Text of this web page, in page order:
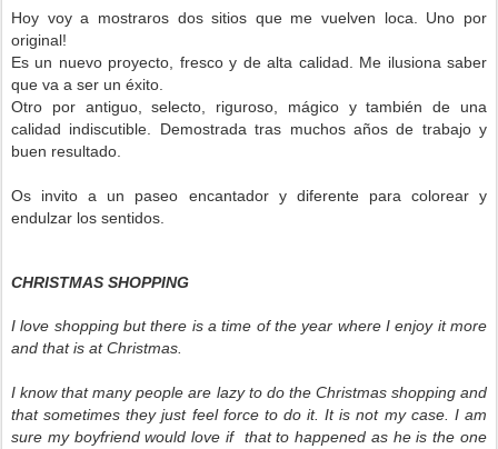
Hoy voy a mostraros dos sitios que me vuelven loca. Uno por
original!
Es un nuevo proyecto, fresco y de alta calidad. Me ilusiona saber
que va a ser un éxito.
Otro por antiguo, selecto, riguroso, mágico y también de una
calidad indiscutible. Demostrada tras muchos años de trabajo y
buen resultado.
Os invito a un paseo encantador y diferente para colorear y
endulzar los sentidos.
CHRISTMAS SHOPPING
I love shopping but there is a time of the year where I enjoy it more
and that is at Christmas.
I know that many people are lazy to do the Christmas shopping and
that sometimes they just feel force to do it. It is not my case. I am
sure my boyfriend would love if that to happened as he is the one